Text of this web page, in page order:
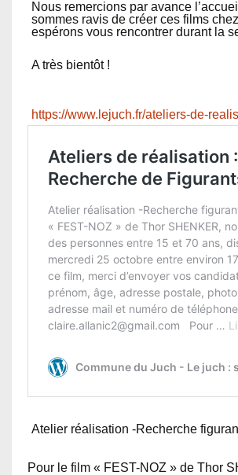
Nous remercions par avance
sommes ravis de créer ces films
espérons vous rencontrer durant la
A très bientôt !
https://www.lejuch.fr/ateliers-de-
Atelier réalisation -Recherche
Pour le film « FEST-NOZ » de Thor